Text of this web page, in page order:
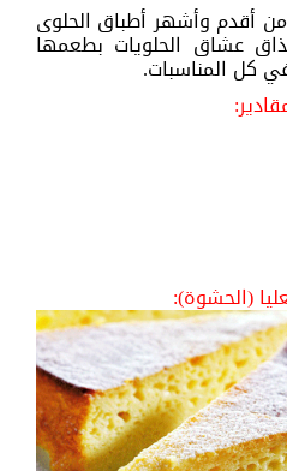
أقدم وأشهر أطباق الحلوى
عشاق الحلويات بطعمها
كل المناسبات.
(الحشوة):